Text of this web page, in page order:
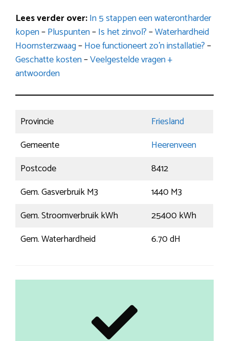
Lees verder over:In 5 stappen een waterontharder
kopen–Pluspunten–Is het zinvol?–Waterhardheid
Hoornsterzwaag–Hoe functioneert zo’n installatie?–
Geschatte kosten–Veelgestelde vragen +
antwoorden
Provincie
Friesland
Gemeente
Heerenveen
Postcode
8412
Gem. Gasverbruik M3
1440 M3
Gem. Stroomverbruik kWh
25400 kWh
Gem. Waterhardheid
6.70 dH